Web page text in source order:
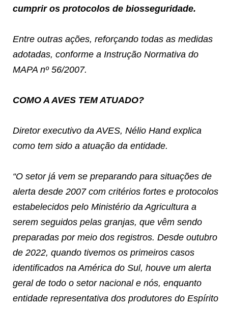
cumprir os protocolos de biosseguridade.
Entre outras ações, reforçando todas as medidas
adotadas, conforme a Instrução Normativa do
MAPA nº 56/2007.
COMO A AVES TEM ATUADO?
Diretor executivo da AVES, Nélio Hand explica
como tem sido a atuação da entidade.
“O setor já vem se preparando para situações de
alerta desde 2007 com critérios fortes e protocolos
estabelecidos pelo Ministério da Agricultura a
serem seguidos pelas granjas, que vêm sendo
preparadas por meio dos registros. Desde outubro
de 2022, quando tivemos os primeiros casos
identificados na América do Sul, houve um alerta
geral de todo o setor nacional e nós, enquanto
entidade representativa dos produtores do Espírito